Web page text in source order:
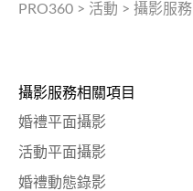
PRO360 > 活動 > 攝影服務
攝影服務相關項目
婚禮平面攝影
活動平面攝影
婚禮動態錄影